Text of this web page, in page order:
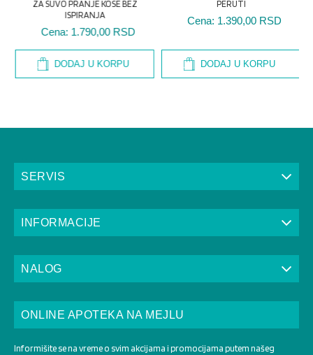
ZA SUVO PRANJE KOSE BEZ
ISPIRANJA
Cena: 1.790,00 RSD
DODAJ U KORPU
PERUTI
Cena: 1.390,00 RSD
DODAJ U KORPU
SERVIS
INFORMACIJE
NALOG
ONLINE APOTEKA NA MEJLU
Informišite se na vreme o svim akcijama i promocijama putem našeg